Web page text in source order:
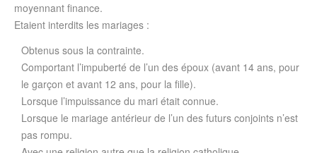
moyennant finance.
Etaient interdits les mariages :
Obtenus sous la contrainte.
Comportant l’impuberté de l’un des époux (avant 14 ans, pour
le garçon et avant 12 ans, pour la fille).
Lorsque l’impuissance du mari était connue.
Lorsque le mariage antérieur de l’un des futurs conjoints n’est
pas rompu.